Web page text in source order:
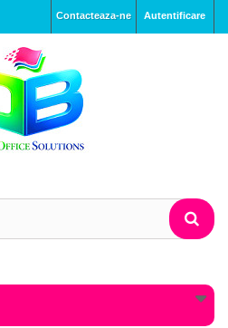
Autentificare
Contacteaza-ne